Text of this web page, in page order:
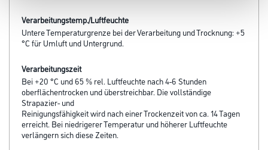
Verarbeitungstemp./Luftfeuchte
Untere Temperaturgrenze bei der Verarbeitung und Trocknung: +5
°C für Umluft und Untergrund.
Verarbeitungszeit
Bei +20 °C und 65 % rel. Luftfeuchte nach 4-6 Stunden
oberflächentrocken und überstreichbar. Die vollständige
Strapazier- und
Reinigungsfähigkeit wird nach einer Trockenzeit von ca. 14 Tagen
erreicht. Bei niedrigerer Temperatur und höherer Luftfeuchte
verlängern sich diese Zeiten.